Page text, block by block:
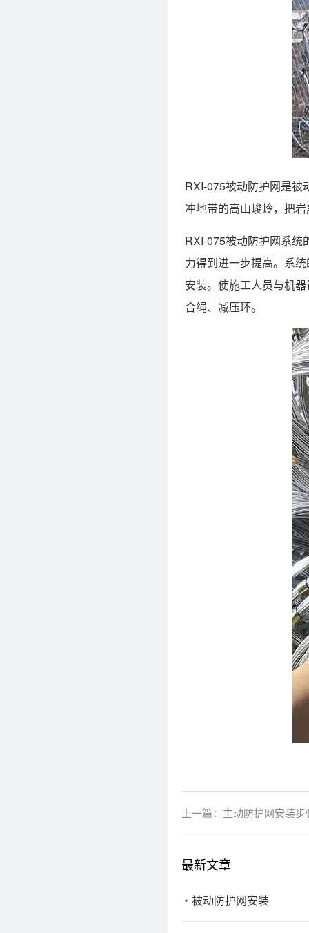
RXI-075被动防护网是被
冲地带的高山峻岭，把
RXI-075被动防护网系统
力得到进一步提高。系
安装。使施工人员与机
合绳、减压环。
上一篇： 主动防护网安装步
最新文章
被动防护网安装